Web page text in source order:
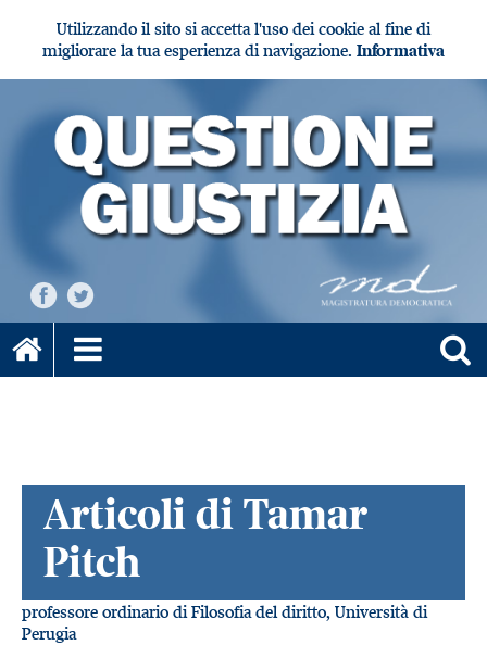
Utilizzando il sito si accetta l'uso dei cookie al fine di
migliorare la tua esperienza di navigazione. Informativa
Articoli di Tamar
Pitch
professore ordinario di Filosofia del diritto, Università di
Perugia